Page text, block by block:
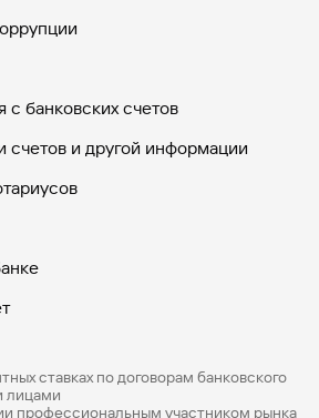
банковских счетов
счетов и другой информации
обслуживанием
ставках по договорам банковского
лицами
профессиональным участником рынка